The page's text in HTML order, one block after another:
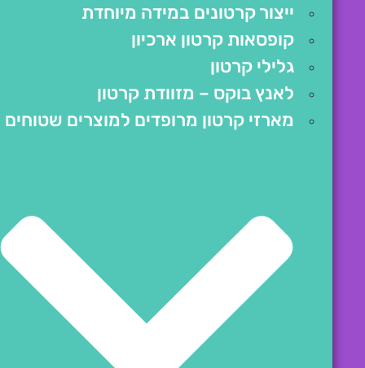
ייצור קרטונים במידה מיוחדת
קופסאות קרטון ארכיון
גלילי קרטון
לאנץ בוקס – מזוודת קרטון
מארזי קרטון מרופדים למוצרים שטוחים